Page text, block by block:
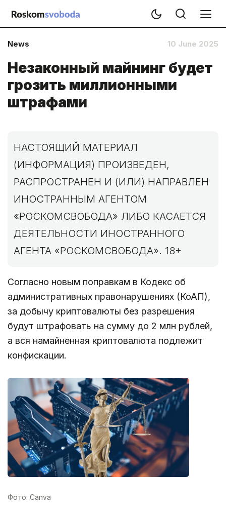
News 10 June 2025
Незаконный майнинг будет
грозить миллионными
штрафами
НАСТОЯЩИЙ МАТЕРИАЛ
(ИНФОРМАЦИЯ) ПРОИЗВЕДЕН,
РАСПРОСТРАНЕН И (ИЛИ) НАПРАВЛЕН
ИНОСТРАННЫМ АГЕНТОМ
«РОСКОМСВОБОДА» ЛИБО КАСАЕТСЯ
ДЕЯТЕЛЬНОСТИ ИНОСТРАННОГО
АГЕНТА «РОСКОМСВОБОДА». 18+
Согласно новым поправкам в Кодекс об
административных правонарушениях (КоАП),
за добычу криптовалюты без разрешения
будут штрафовать на сумму до 2 млн рублей,
а вся намайненная криптовалюта подлежит
конфискации.
Фото: Canva